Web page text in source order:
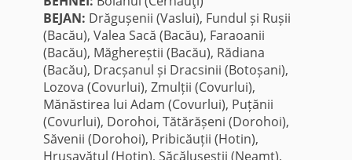
BEJAN: Drăgușenii (Vaslui), Fundul și Rușii
(Bacău), Valea Sacă (Bacău), Faraoanii
(Bacău), Măghereștii (Bacău), Rădiana
(Bacău), Dracșanul și Dracsinii (Botoșani),
Lozova (Covurlui), Zmulții (Covurlui),
Mănăstirea lui Adam (Covurlui), Puțănii
(Covurlui), Dorohoi, Tătărășeni (Dorohoi),
Săvenii (Dorohoi), Pribicăuții (Hotin),
Hrușavățul (Hotin), Săcălușeștii (Neamț),